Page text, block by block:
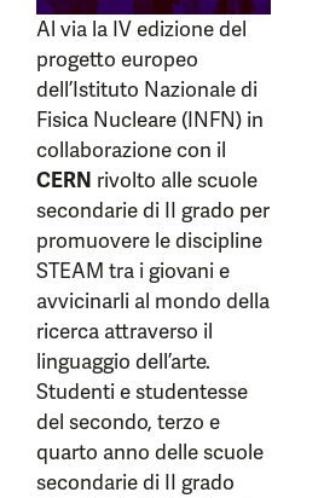
Al via la IV edizione del
progetto europeo
dell’Istituto Nazionale di
Fisica Nucleare (INFN) in
collaborazione con il
CERN rivolto alle scuole
secondarie di II grado per
promuovere le discipline
STEAM tra i giovani e
avvicinarli al mondo della
ricerca attraverso il
linguaggio dell’arte.
Studenti e studentesse
del secondo, terzo e
quarto anno delle scuole
secondarie di II grado